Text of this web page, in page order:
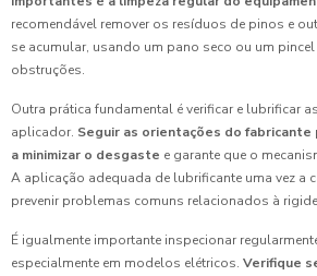
recomendável remover os resíduos de pinos e
se acumular, usando um pano seco ou um
obstruções.
Outra prática fundamental é verificar e lubrificar
aplicador. Seguir as orientações do fabricante
a minimizar o desgaste e garante que o
A aplicação adequada de lubrificante uma vez a
prevenir problemas comuns relacionados à
É igualmente importante inspecionar
especialmente em modelos elétricos. Verifique